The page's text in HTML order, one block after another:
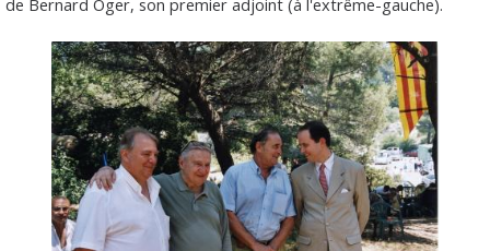
de Bernard Oger, son premier adjoint (à l'extrême-gauche).